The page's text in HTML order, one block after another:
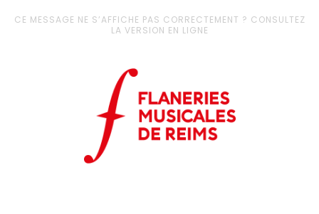
CE MESSAGE NE S’AFFICHE PAS CORRECTEMENT ? CONSULTEZ
LA VERSION EN LIGNE